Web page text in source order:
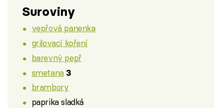
Suroviny
vepřová panenka
grilovací koření
barevný pepř
smetana 3
brambory
paprika sladká